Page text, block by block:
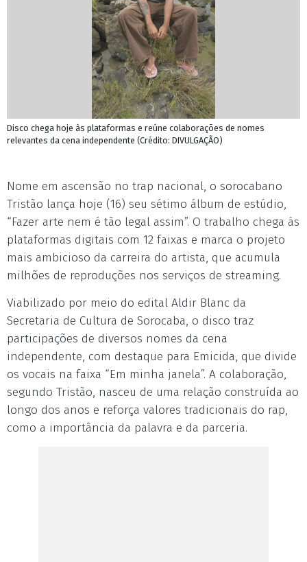
Disco chega hoje às plataformas e reúne colaborações de nomes
relevantes da cena independente (Crédito: DIVULGAÇÃO)
Nome em ascensão no trap nacional, o sorocabano
Tristão lança hoje (16) seu sétimo álbum de estúdio,
“Fazer arte nem é tão legal assim”. O trabalho chega às
plataformas digitais com 12 faixas e marca o projeto
mais ambicioso da carreira do artista, que acumula
milhões de reproduções nos serviços de streaming.
Viabilizado por meio do edital Aldir Blanc da
Secretaria de Cultura de Sorocaba, o disco traz
participações de diversos nomes da cena
independente, com destaque para Emicida, que divide
os vocais na faixa “Em minha janela”. A colaboração,
segundo Tristão, nasceu de uma relação construída ao
longo dos anos e reforça valores tradicionais do rap,
como a importância da palavra e da parceria.